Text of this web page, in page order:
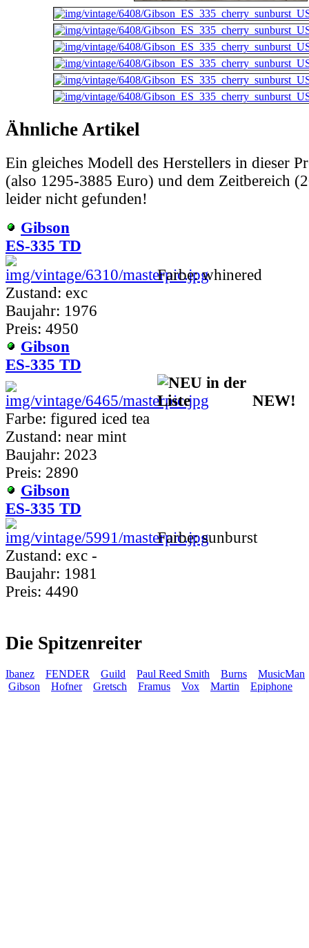
Ähnliche Artikel
Ein gleiches Modell des Herstellers in dieser
(also 1295-3885 Euro) und dem Zeitbereich
leider nicht gefunden!
Gibson
ES-335 TD
Farbe: whinered
Zustand: exc
Baujahr: 1976
Preis: 4950
Gibson
ES-335 TD
NEW!
Farbe: figured iced tea
Zustand: near mint
Baujahr: 2023
Preis: 2890
Gibson
ES-335 TD
Farbe: sunburst
Zustand: exc -
Baujahr: 1981
Preis: 4490
Die Spitzenreiter
Ibanez FENDER Guild Paul Reed Smith Burns
MusicMan
Gibson
Hofner Gretsch Framus Vox Martin Epiphone